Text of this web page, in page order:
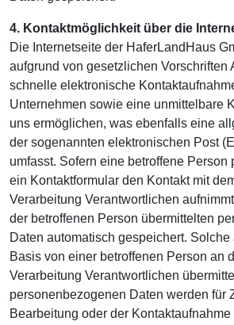
4. Kontaktmöglichkeit über die
Die Internetseite der HaferLandHaus
aufgrund von gesetzlichen Vorschriften
schnelle elektronische
Unternehmen sowie eine unmittelbare
uns ermöglichen, was ebenfalls eine
der sogenannten elektronischen Post
umfasst. Sofern eine betroffene Person
ein Kontaktformular den Kontakt mit
Verarbeitung Verantwortlichen
der betroffenen Person übermittelten
Daten automatisch gespeichert.
Basis von einer betroffenen Person an
Verarbeitung Verantwortlichen
personenbezogenen Daten werden für
Bearbeitung oder der Kontaktaufnahme